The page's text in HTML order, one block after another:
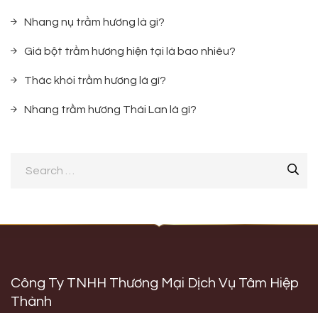
Nhang nụ trầm hương là gì?
Giá bột trầm hương hiện tại là bao nhiêu?
Thác khói trầm hương là gì?
Nhang trầm hương Thái Lan là gì?
Công Ty TNHH Thương Mại Dịch Vụ Tâm Hiệp
Thành